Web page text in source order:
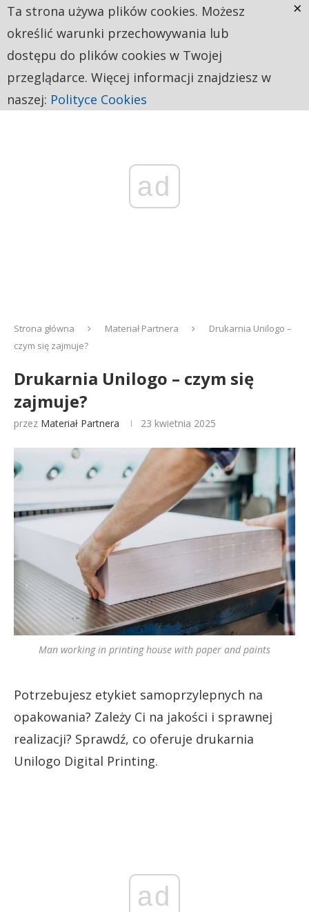
ad
Strona główna Materiał Partnera
Drukarnia Unilogo –
czym się zajmuje?
Drukarnia Unilogo – czym się
zajmuje?
przez Materiał Partnera 23 kwietnia 2025
Man working in printing house with paper and paints
Potrzebujesz etykiet samoprzylepnych na
opakowania? Zależy Ci na jakości i sprawnej
realizacji? Sprawdź, co oferuje drukarnia
Unilogo Digital Printing.
ad
Ta strona używa plików cookies. Możesz
określić warunki przechowywania lub
dostępu do plików cookies w Twojej
przeglądarce. Więcej informacji znajdziesz w
naszej: Polityce Cookies
×